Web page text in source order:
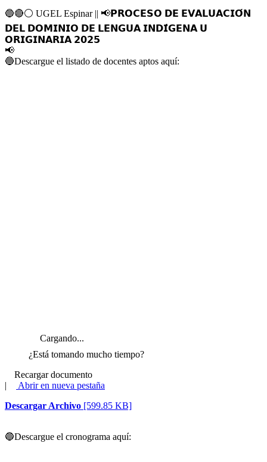
🔵🔴⚪️ UGEL Espinar || 📢 𝗣𝗥𝗢𝗖𝗘𝗦𝗢 𝗗𝗘 𝗘𝗩𝗔𝗟𝗨𝗔𝗖𝗜𝗢́𝗡
𝗗𝗘𝗟 𝗗𝗢𝗠𝗜𝗡𝗜𝗢 𝗗𝗘 𝗟𝗘𝗡𝗚𝗨𝗔 𝗜𝗡𝗗𝗜́𝗚𝗘𝗡𝗔 𝗨
𝗢𝗥𝗜𝗚𝗜𝗡𝗔𝗥𝗜𝗔 𝟮𝟬𝟮𝟱
📢
🔵Descargue el listado de docentes aptos aquí:
Cargando...
¿Está tomando mucho tiempo?
Recargar documento
|
Abrir en nueva pestaña
Descargar Archivo [599.85 KB]
🔵Descargue el cronograma aquí: